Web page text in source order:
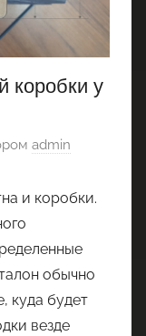
коробки у
admin
и коробки.
обычно
куда будет
везде